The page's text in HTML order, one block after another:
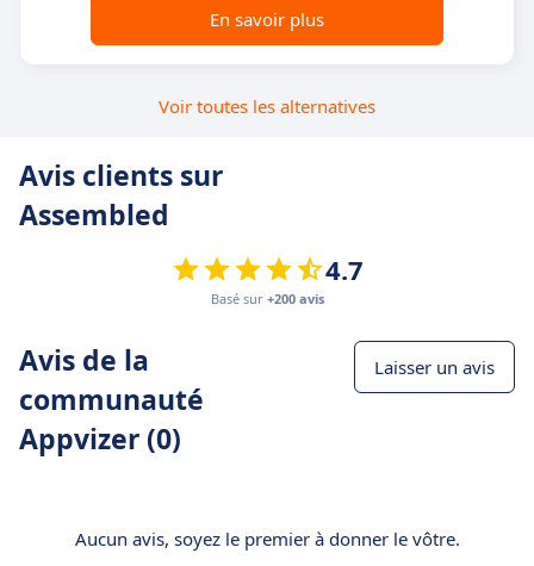
En savoir plus
Voir toutes les alternatives
Avis clients sur
Assembled
4.7
Basé sur +200 avis
Avis de la
communauté
Appvizer (0)
Laisser un avis
Aucun avis, soyez le premier à donner le vôtre.